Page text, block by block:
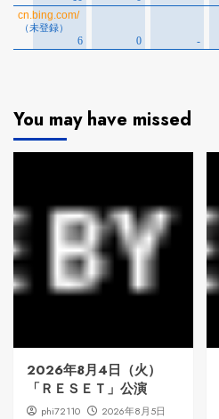
You may have missed
2026年8月4日（火）
「ＲＥＳＥＴ」公演
phi72110
2026年8月5日